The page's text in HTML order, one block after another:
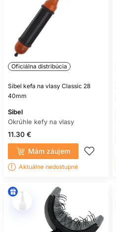
Oficiálna distribúcia
Sibel kefa na vlasy Classic 28
40mm
Sibel
Okrúhle kefy na vlasy
11.30 €
Mám záujem
Aktuálne nedostupné